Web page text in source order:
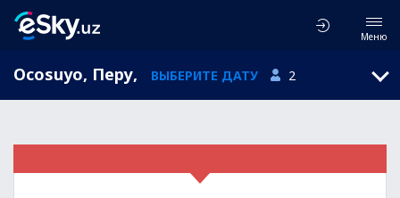
Меню
Ocosuyo, Перу, ВЫБЕРИТЕ ДАТУ 2